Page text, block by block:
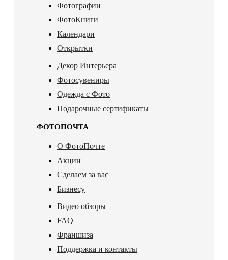
Фотографии
ФотоКниги
Календари
Открытки
Декор Интерьера
Фотосувениры
Одежда с Фото
Подарочные сертификаты
ФОТОПОЧТА
О ФотоПочте
Акции
Сделаем за вас
Бизнесу
Видео обзоры
FAQ
Франшиза
Поддержка и контакты